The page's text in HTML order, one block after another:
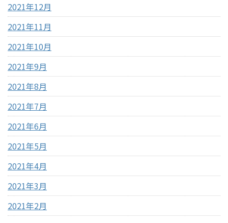
2021年12月
2021年11月
2021年10月
2021年9月
2021年8月
2021年7月
2021年6月
2021年5月
2021年4月
2021年3月
2021年2月